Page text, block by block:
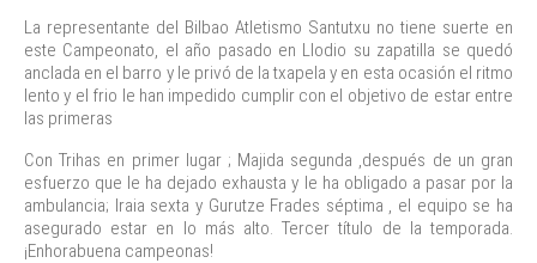
La representante del Bilbao Atletismo Santutxu no tiene suerte en
este Campeonato, el año pasado en Llodio su zapatilla se quedó
anclada en el barro y le privó de la txapela y en esta ocasión el ritmo
lento y el frio le han impedido cumplir con el objetivo de estar entre
las primeras
Con Trihas en primer lugar ; Majida segunda ,después de un gran
esfuerzo que le ha dejado exhausta y le ha obligado a pasar por la
ambulancia; Iraia sexta y Gurutze Frades séptima , el equipo se ha
asegurado estar en lo más alto. Tercer título de la temporada.
¡Enhorabuena campeonas!